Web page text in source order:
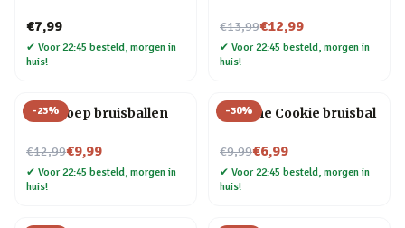
€7,99
✔ Voor 22:45 besteld, morgen in
huis!
€13,99
Nu voor€12,99
✔ Voor 22:45 besteld, morgen in
huis!
-23%
Dinopoep bruisballen
€12,99
Nu voor€9,99
✔ Voor 22:45 besteld, morgen in
huis!
-30%
Fortune Cookie bruisbal
€9,99
Nu voor€6,99
✔ Voor 22:45 besteld, morgen in
huis!